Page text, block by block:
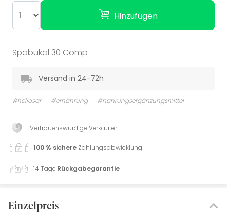
Hinzufügen
Spabukal 30 Comp
Versand in 24-72h
#heliosar #ernährung #nahrungsergänzungsmittel
Vertrauenswürdige Verkäufer
100 % sichere Zahlungsabwicklung
14 Tage Rückgabegarantie
Einzelpreis